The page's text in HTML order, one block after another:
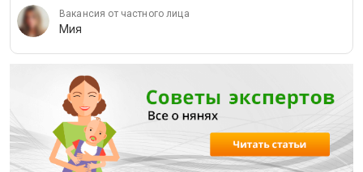
Вакансия от частного лица
Мия